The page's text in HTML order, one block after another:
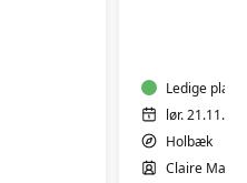
Ledige
lør.
Holbæk
Claire Maria